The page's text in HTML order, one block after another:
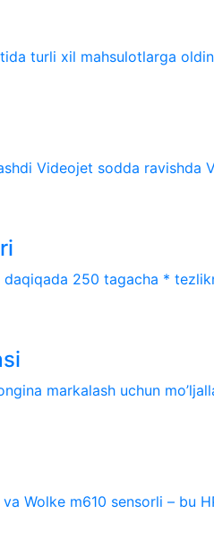
turli xil mahsulotlarga
Videojet sodda ravishda
250 tagacha *
markalash uchun
Wolke m610 sensorli – bu